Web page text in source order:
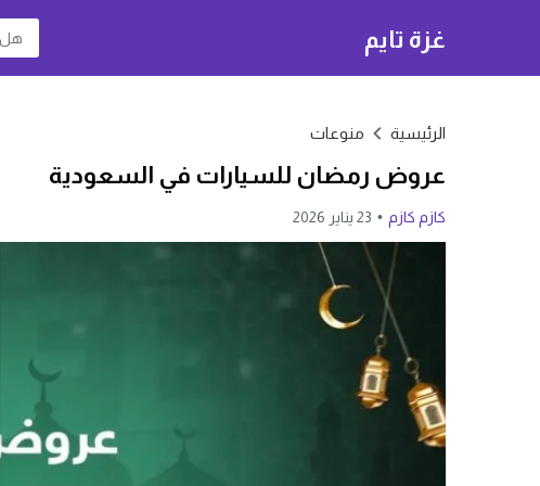
غزة تايم
الرئيسية منوعات
عروض رمضان للسيارات في السعودية
كازم كازم 23 يناير 2026